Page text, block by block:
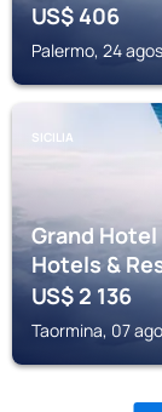
US$406
Palermo, 24
SICILIA
Grand
Hotels &
US$2 136
Taormina, 07